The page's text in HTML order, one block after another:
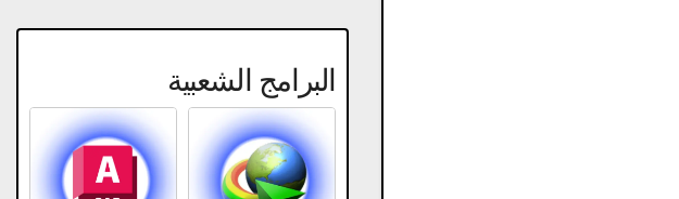
البرامج الشعبية